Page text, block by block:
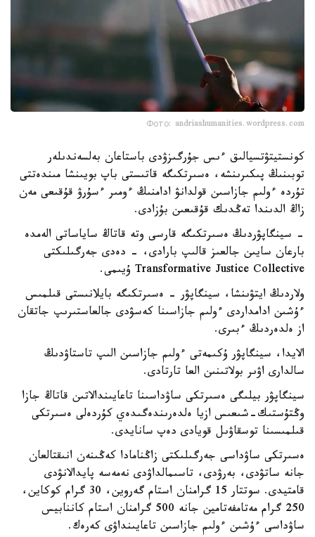
Фото: andriashumanities.wordpress.com
كونستيتۋتسيالىق ءىس جۇرگىزۋدى باستاعان بەلسەندىلەر
توبىنىڭ پىكىرىنشە، ەسىرتكىگە قاتىستى باپ بويىنشا مىندەتتى
تۇردە ءولىم جازاسىن قولدانۋ ادامنىڭ ءومىر ءسۇرۋ قۇقىعى مەن
زاڭ الدىندا تەڭدىك قۇقىعىن بۇزادى.
- سينگاپۋردىڭ ەسىرتكىگە قارسى وتە قاتاڭ ساياساتى الەمدە
بارعان سايىن جالعىز قالىپ بارادى، - دەدى جەرگىلىكتى
Transformative Justice Collective ۇيىمى.
ولاردىڭ ايتۋىنشا، سينگاپۋر - ەسىرتكىگە بايلانىستى قىلمىس
ءۇشىن ادامداردى ءولىم جازاسىنا كەسۋدى جالعاستىرىپ جاتقان
از ەلدەردىڭ ءبىرى.
الايدا، سينگاپۋر ۇكىمەتى ءولىم جازاسىن الىپ تاستاۋدىڭ
سالدارى اۋىر بولاتىنىن العا تارتادى.
سينگاپۋر بيلىگى ەسىرتكى ساۋداسىنا تاعايىندالاتىن قاتاڭ جازا
وڭتۇستىك-شىعىس ازيا ەلدەرىندەگىدەي كۇردەلى ەسىرتكى
قىلمىسىنا توسقاۋىل قويادى دەپ سانايدى.
ەسىرتكى ساۋداسى جەرگىلىكتى زاڭنامادا كەڭىنەن انىقتالعان
جانە ساتۋدى، بەرۋدى، تاسىمالداۋدى نەمەسە پايدالانۋدى
قامتيدى. سوتتار 15 گرامنان استام گەروين، 30 گرام كوكاين،
250 گرام مەتامفەتامين جانە 500 گرامنان استام كاننابيس
ساۋداسى ءۇشىن ءولىم جازاسىن تاعايىنداۋى كەرەك.